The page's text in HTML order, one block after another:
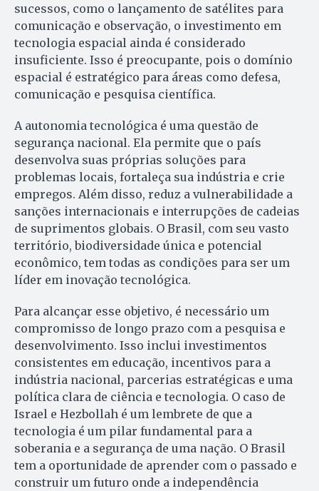
sucessos, como o lançamento de satélites para
comunicação e observação, o investimento em
tecnologia espacial ainda é considerado
insuficiente. Isso é preocupante, pois o domínio
espacial é estratégico para áreas como defesa,
comunicação e pesquisa científica.
A autonomia tecnológica é uma questão de
segurança nacional. Ela permite que o país
desenvolva suas próprias soluções para
problemas locais, fortaleça sua indústria e crie
empregos. Além disso, reduz a vulnerabilidade a
sanções internacionais e interrupções de cadeias
de suprimentos globais. O Brasil, com seu vasto
território, biodiversidade única e potencial
econômico, tem todas as condições para ser um
líder em inovação tecnológica.
Para alcançar esse objetivo, é necessário um
compromisso de longo prazo com a pesquisa e
desenvolvimento. Isso inclui investimentos
consistentes em educação, incentivos para a
indústria nacional, parcerias estratégicas e uma
política clara de ciência e tecnologia. O caso de
Israel e Hezbollah é um lembrete de que a
tecnologia é um pilar fundamental para a
soberania e a segurança de uma nação. O Brasil
tem a oportunidade de aprender com o passado e
construir um futuro onde a independência